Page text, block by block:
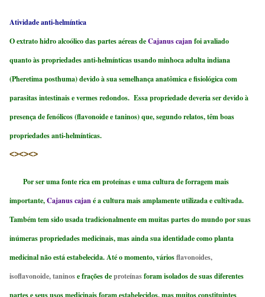
Atividade anti-helmíntica
O extrato hidro alcoólico das partes aéreas deCajanus cajanfoi avaliado
quanto às propriedades anti-helmínticas usando minhoca adulta indiana
(Pheretima posthuma) devido à sua semelhança anatômica e fisiológica com
parasitas intestinais e vermes redondos. Essa propriedade deveria ser devido à
presença de fenólicos (flavonoide e taninos) que, segundo relatos, têm boas
propriedades anti-helmínticas.
<><><>
Por ser uma fonte rica em proteínas e uma cultura de forragem mais
importante,Cajanus cajané a cultura mais amplamente utilizada e cultivada.
Também tem sido usada tradicionalmente em muitas partes do mundo por suas
inúmeras propriedades medicinais, mas ainda sua identidade como planta
medicinal não está estabelecida. Até o momento, váriosflavonoides,
isoflavonoide, taninose frações deproteínasforam isolados de suas diferentes
partes e seus usos medicinais foram estabelecidos, mas muitos constituintes